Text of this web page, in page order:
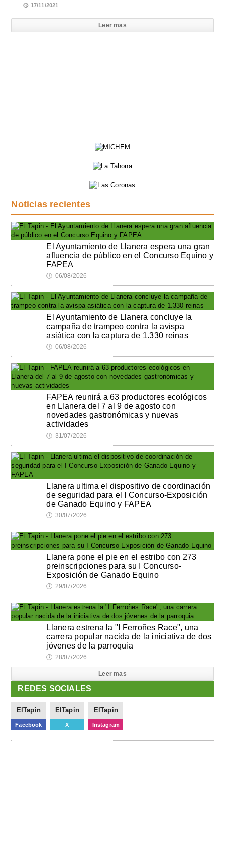
17/11/2021
Leer mas
Noticias recientes
El Ayuntamiento de Llanera espera una gran
afluencia de público en el Concurso Equino y
FAPEA
🕔 06/08/2026
El Ayuntamiento de Llanera concluye la
campaña de trampeo contra la avispa
asiática con la captura de 1.330 reinas
🕔 06/08/2026
FAPEA reunirá a 63 productores ecológicos
en Llanera del 7 al 9 de agosto con
novedades gastronómicas y nuevas
actividades
🕔 31/07/2026
Llanera ultima el dispositivo de coordinación
de seguridad para el I Concurso-Exposición
de Ganado Equino y FAPEA
🕔 30/07/2026
Llanera pone el pie en el estribo con 273
preinscripciones para su I Concurso-
Exposición de Ganado Equino
🕔 29/07/2026
Llanera estrena la "I Ferroñes Race", una
carrera popular nacida de la iniciativa de dos
jóvenes de la parroquia
🕔 28/07/2026
Leer mas
REDES SOCIALES
ElTapin
Facebook
ElTapin
X
ElTapin
Instagram